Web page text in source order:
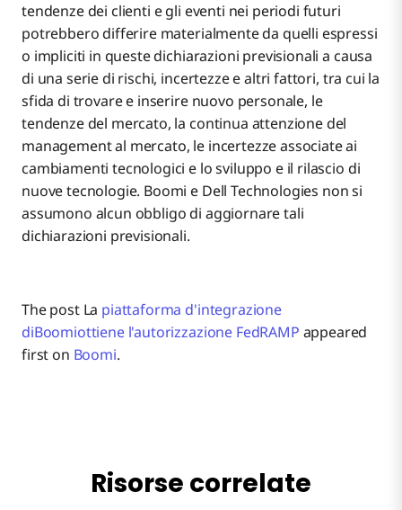
tendenze dei clienti e gli eventi nei periodi futuri
potrebbero differire materialmente da quelli espressi
o impliciti in queste dichiarazioni previsionali a causa
di una serie di rischi, incertezze e altri fattori, tra cui la
sfida di trovare e inserire nuovo personale, le
tendenze del mercato, la continua attenzione del
management al mercato, le incertezze associate ai
cambiamenti tecnologici e lo sviluppo e il rilascio di
nuove tecnologie. Boomi e Dell Technologies non si
assumono alcun obbligo di aggiornare tali
dichiarazioni previsionali.
The post La piattaforma d'integrazione
diBoomiottiene l'autorizzazione FedRAMP appeared
first on Boomi.
Risorse correlate